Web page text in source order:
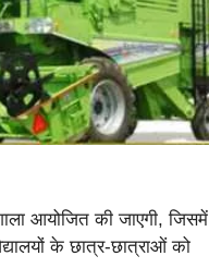
आयोजित की जाएगी, जिसमें
के छात्र-छात्राओं को